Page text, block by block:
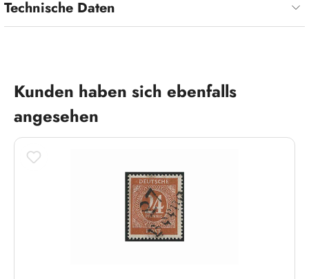
Technische Daten
Produktgalerie überspringen
Kunden haben sich ebenfalls
angesehen